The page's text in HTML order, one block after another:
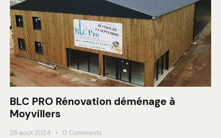
BLC PRO Rénovation déménage à
Moyvillers
28 août 2024 0 Comments